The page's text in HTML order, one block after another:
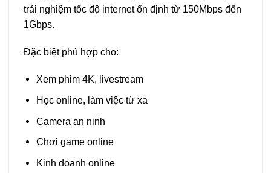
trải nghiệm tốc độ internet ổn định từ 150Mbps đến
1Gbps.
Đặc biệt phù hợp cho:
Xem phim 4K, livestream
Học online, làm việc từ xa
Camera an ninh
Chơi game online
Kinh doanh online